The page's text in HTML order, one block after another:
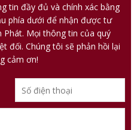
tin đầy đủ và chính xác bằng
phía dưới để nhận được tư
Phát. Mọi thông tin của quý
đối. Chúng tôi sẽ phản hồi lại
cảm ơn!